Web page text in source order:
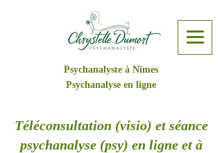
Psychanalyste à Nîmes
Psychanalyse en ligne
Téléconsultation (visio) et séance
psychanalyse (psy) en ligne et à